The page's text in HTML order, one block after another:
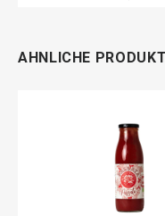
AHNLICHE